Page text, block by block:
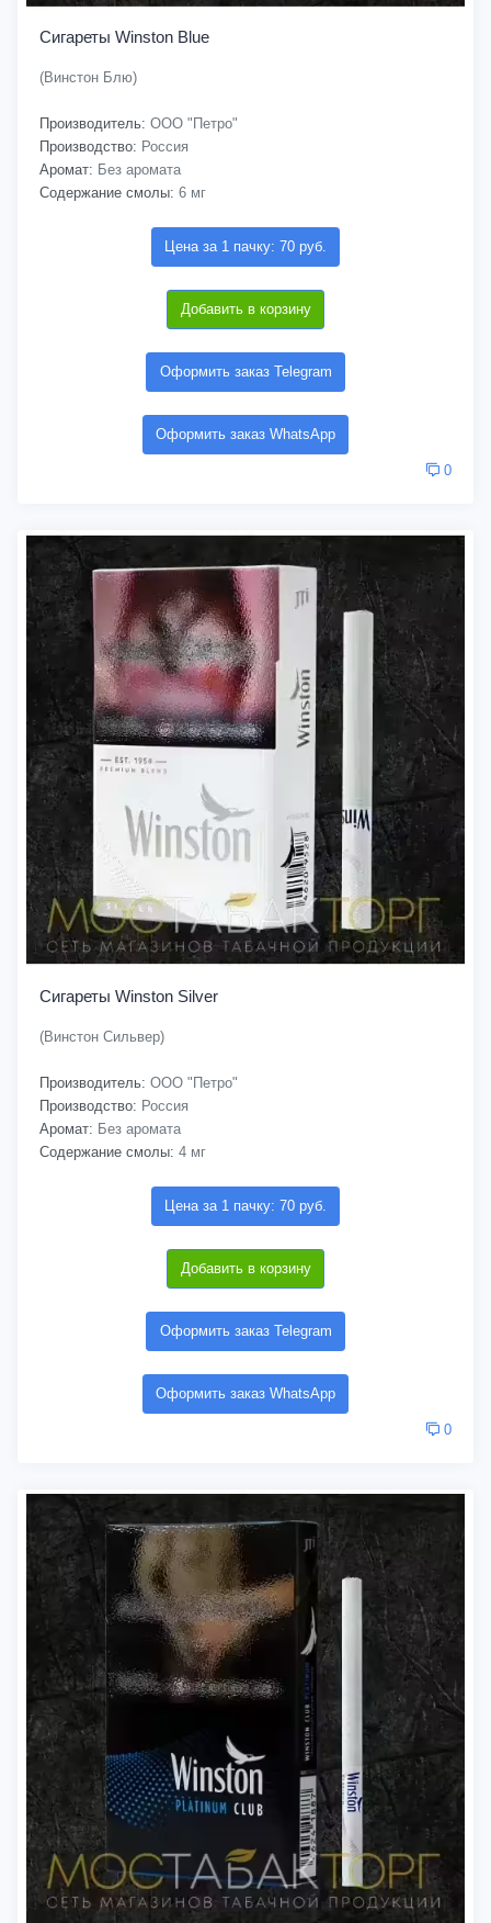
Сигареты Winston Blue
(Винстон Блю)
Производитель: ООО "Петро"
Производство: Россия
Аромат: Без аромата
Содержание смолы: 6 мг
Цена за 1 пачку: 70 руб.
Добавить в корзину
Оформить заказ Telegram
Оформить заказ WhatsApp
0
Сигареты Winston Silver
(Винстон Сильвер)
Производитель: ООО "Петро"
Производство: Россия
Аромат: Без аромата
Содержание смолы: 4 мг
Цена за 1 пачку: 70 руб.
Добавить в корзину
Оформить заказ Telegram
Оформить заказ WhatsApp
0